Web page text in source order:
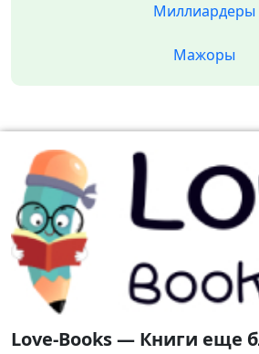
Миллиардеры
Мажоры
Love-Books — Книги еще